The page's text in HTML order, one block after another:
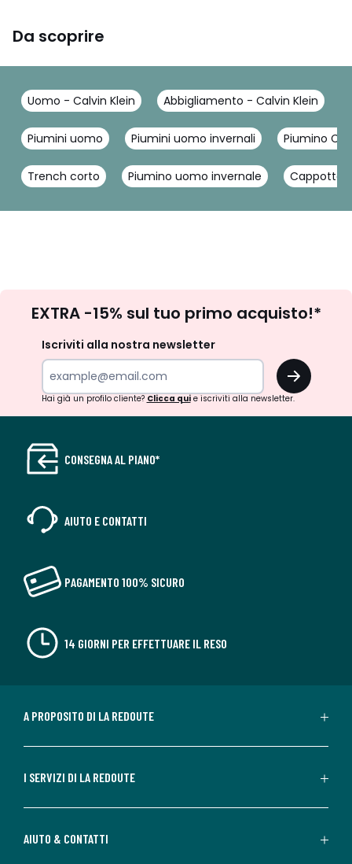
Da scoprire
Uomo - Calvin Klein Abbigliamento - Calvin Klein
Piumini uomo Piumini uomo invernali Piumino
Trench corto Piumino uomo invernale Cappotto
newsletter
EXTRA -15% sul tuo primo acquisto!*
Iscriviti alla nostra newsletter
OK
Hai già un profilo cliente? Clicca quie iscriviti alla newsletter.
CONSEGNA AL PIANO*
AIUTO E CONTATTI
PAGAMENTO 100% SICURO
14 GIORNI PER EFFETTUARE IL RESO
A PROPOSITO DI LA REDOUTE
I SERVIZI DI LA REDOUTE
AIUTO & CONTATTI